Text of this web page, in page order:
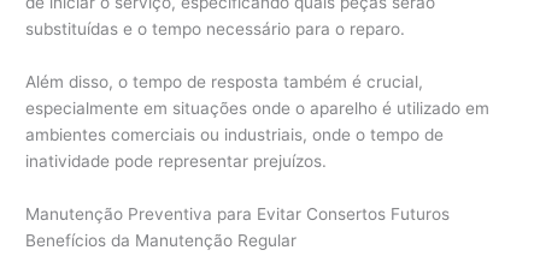
substituídas e o tempo necessário para o reparo.
Além disso, o tempo de resposta também é crucial,
especialmente em situações onde o aparelho é utilizado em
ambientes comerciais ou industriais, onde o tempo de
inatividade pode representar prejuízos.
Manutenção Preventiva para Evitar Consertos Futuros
Benefícios da Manutenção Regular